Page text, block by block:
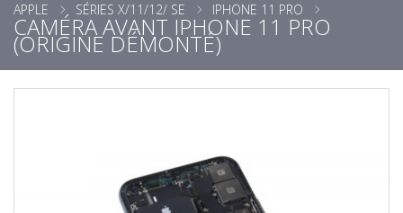
APPLE
SÉRIES X/11/12/ SE IPHONE 11 PRO
CAMÉRA AVANT IPHONE 11 PRO
(ORIGINE DÉMONTÉ)